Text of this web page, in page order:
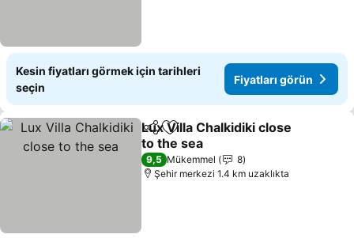
Kesin fiyatları görmek için tarihleri
seçin
Fiyatları görün
PaylaşFavorilerime ekle
Lux Villa Chalkidiki close
to the sea
Fiyatları görün
9,5 Mükemmel
8
Şehir merkezi 1.4 km uzaklıkta